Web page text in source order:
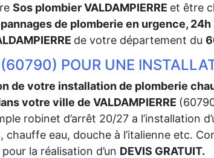
Sos plombier VALDAMPIERRE et être
de plomberie en urgence,
de votre département du
POUR UNE
de votre installation de plomberie
votre ville de VALDAMPIERRE
robinet d’arrêt 20/27 a l’installation
eau, douche à l’italienne etc.
pour la réalisation d’un DEVIS GRATUIT.